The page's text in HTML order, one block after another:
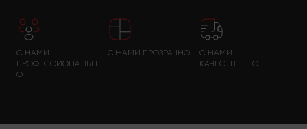
С НАМИ
ПРОФЕССИОНАЛЬН
О
С НАМИ ПРОЗРАЧНО
С НАМИ
КАЧЕСТВЕННО